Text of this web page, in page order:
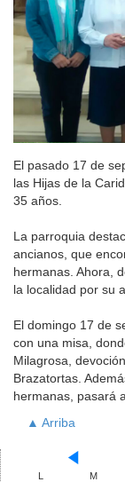
El pasado 17 de
las Hijas de la
35 años.
La parroquia
ancianos, que
hermanas. Ahora,
la localidad por su
El domingo 17 de
con una misa,
Milagrosa,
Brazatortas.
hermanas, pasará
▲ Arriba
L
M